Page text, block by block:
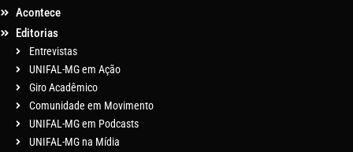
Acontece
Editorias
Entrevistas
UNIFAL-MG em Ação
Giro Acadêmico
Comunidade em Movimento
UNIFAL-MG em Podcasts
UNIFAL-MG na Mídia